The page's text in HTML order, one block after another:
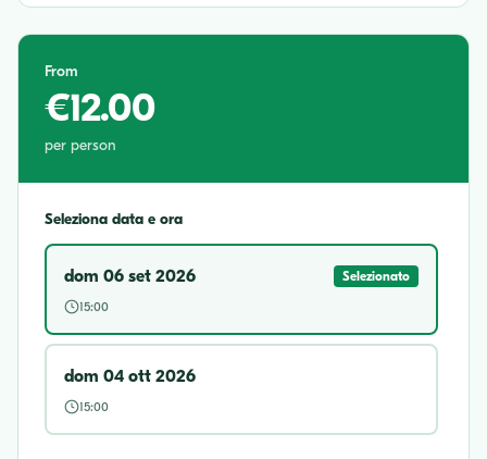
From
€12.00
per person
Seleziona data e ora
dom 06 set 2026
Selezionato
15:00
dom 04 ott 2026
15:00